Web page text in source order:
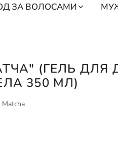
ЗА ВОЛОСАМИ
(ГЕЛЬ ДЛЯ
350 МЛ)